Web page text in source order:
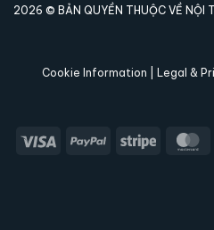
2026 © BẢN QUYỀN THUỘC VỀ NỘI
Cookie Information | Legal &